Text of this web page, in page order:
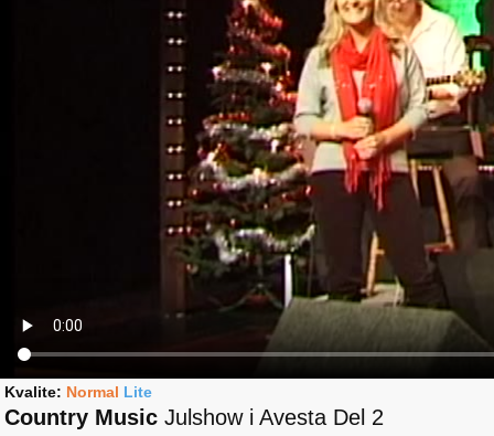
Kvalite: Normal Lite
Country Music Julshow i Avesta Del 2